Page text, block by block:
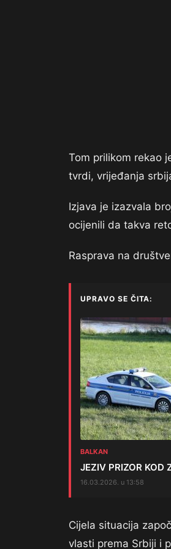
Tom prilikom rekao
tvrdi, vrijeđanja
Izjava je izazvala
ocijenili da takva
Rasprava na
UPRAVO SE ČITA:
BALKAN
JEZIV PRIZOR
16.03.2026. u 13:58
Cijela situacija
vlasti prema Srbiji i